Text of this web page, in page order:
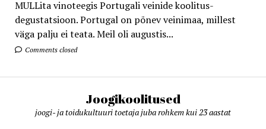
MULLita vinoteegis Portugali veinide koolitus-
degustatsioon. Portugal on põnev veinimaa, millest
väga palju ei teata. Meil oli augustis...
Comments closed
Joogikoolitused
joogi- ja toidukultuuri toetaja juba rohkem kui 23 aastat